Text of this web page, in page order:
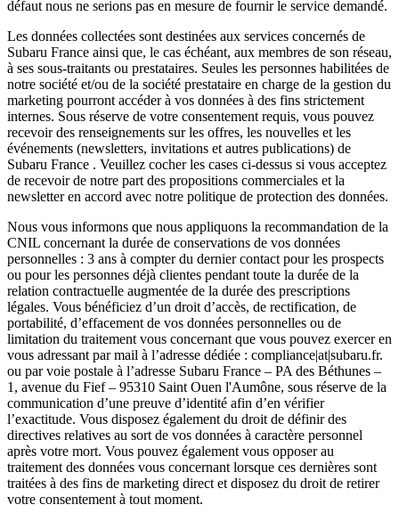
défaut nous ne serions pas en mesure de fournir le service demandé.
Les données collectées sont destinées aux services concernés de
Subaru France ainsi que, le cas échéant, aux membres de son réseau,
à ses sous-traitants ou prestataires. Seules les personnes habilitées de
notre société et/ou de la société prestataire en charge de la gestion du
marketing pourront accéder à vos données à des fins strictement
internes. Sous réserve de votre consentement requis, vous pouvez
recevoir des renseignements sur les offres, les nouvelles et les
événements (newsletters, invitations et autres publications) de
Subaru France . Veuillez cocher les cases ci-dessus si vous acceptez
de recevoir de notre part des propositions commerciales et la
newsletter en accord avec notre politique de protection des données.
Nous vous informons que nous appliquons la recommandation de la
CNIL concernant la durée de conservations de vos données
personnelles : 3 ans à compter du dernier contact pour les prospects
ou pour les personnes déjà clientes pendant toute la durée de la
relation contractuelle augmentée de la durée des prescriptions
légales. Vous bénéficiez d’un droit d’accès, de rectification, de
portabilité, d’effacement de vos données personnelles ou de
limitation du traitement vous concernant que vous pouvez exercer en
vous adressant par mail à l’adresse dédiée : compliance|at|subaru.fr.
ou par voie postale à l’adresse Subaru France – PA des Béthunes –
1, avenue du Fief – 95310 Saint Ouen l'Aumône, sous réserve de la
communication d’une preuve d’identité afin d’en vérifier
l’exactitude. Vous disposez également du droit de définir des
directives relatives au sort de vos données à caractère personnel
après votre mort. Vous pouvez également vous opposer au
traitement des données vous concernant lorsque ces dernières sont
traitées à des fins de marketing direct et disposez du droit de retirer
votre consentement à tout moment.